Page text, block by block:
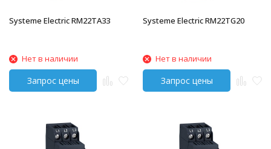
Systeme Electric RM22TA33
Нет в наличии
Systeme Electric RM22TG20
Нет в наличии